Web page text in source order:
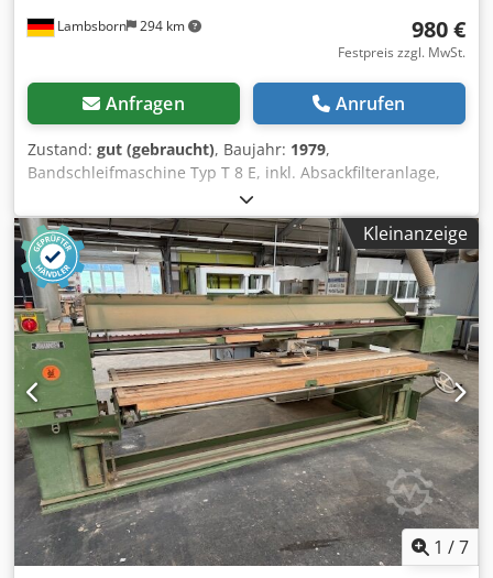
Lambsborn 294 km 980 €
Festpreis zzgl. MwSt.
Anfragen Anrufen
Zustand: gut (gebraucht), Baujahr: 1979,
Bandschleifmaschine Typ T 8 E, inkl. Absackfilteranlage,
Baujahr 1979, Tischgröße 2800 x 950 mm,
Bandabmessungen: 7700 x 150 mm, Arbeitslänge: 2700
mm, 4 kW Motor, mit Filterschlauch, Gewicht ca. 600 kg,
DIFFERENZBESTEUERT Transport gegen Aufpreis möglich!
Die Maschine wird vor dem Verkauf überprüft. Bei
Gebrauchtmaschinen mit Baujahr 2009 oder älter erfolgt
bei Verkauf an gewerbliche Kunden der Ausschluss der
Gewährleistung. Technische Daten und Ausstattungen
können abweichen. Irrtümer, Zwischenverkauf und
Änderungen vorbehalten. Alle Angaben ohne Gewähr.
Dodpfxozldyij Agljck
Kleinanzeige
1 /7